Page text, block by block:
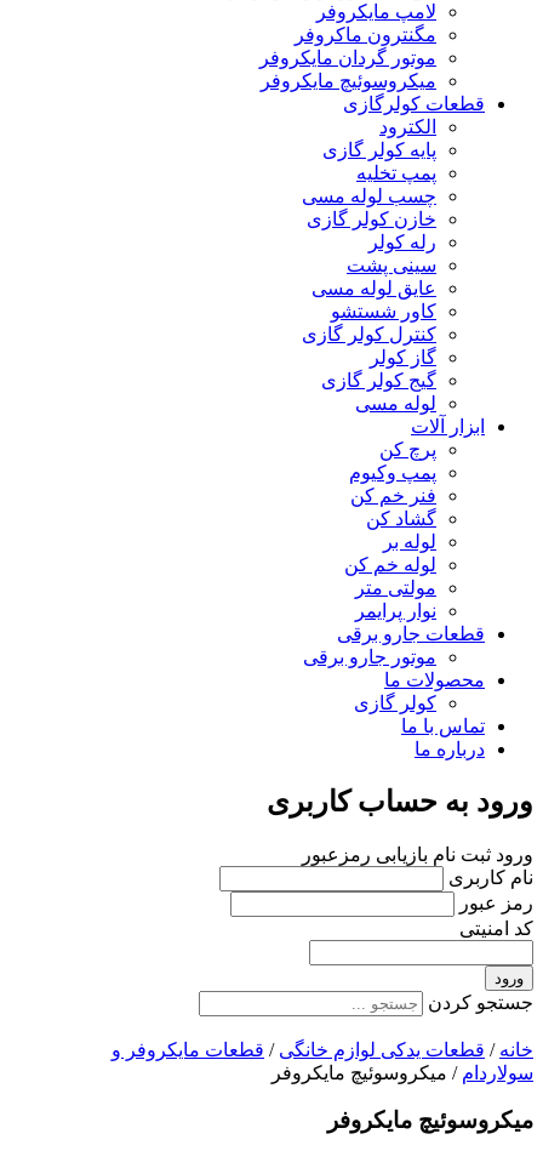
لامپ مایکروفر
مگنترون ماکروفر
موتور گردان مایکروفر
میکروسوئیچ مایکروفر
قطعات کولرگازی
الکترود
پایه کولر گازی
پمپ تخلیه
چسب لوله مسی
خازن کولر گازی
رله کولر
سینی پشت
عایق لوله مسی
کاور شستشو
کنترل کولر گازی
گاز کولر
گیج کولر گازی
لوله مسی
ابزار آلات
پرچ کن
پمپ وکیوم
فنر خم کن
گشاد کن
لوله بر
لوله خم کن
مولتی متر
نوار پرایمر
قطعات جارو برقی
موتور جارو برقی
محصولات ما
کولر گازی
تماس با ما
درباره ما
ورود به حساب کاربری
ورود ثبت نام بازیابی رمزعبور
نام کاربری
رمز عبور
کد امنیتی
ورود
جستجو کردن
خانه / قطعات یدکی لوازم خانگی / قطعات مایکروفر و
سولاردام / میکروسوئیچ مایکروفر
میکروسوئیچ مایکروفر